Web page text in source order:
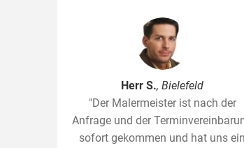
Herr S., Bielefeld
"Der Malermeister ist nach der
Anfrage und der
sofort gekommen und hat uns ein